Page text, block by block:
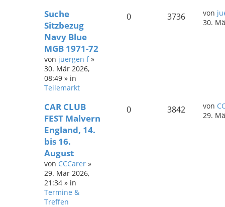
Suche
Sitzbezug
Navy Blue
MGB 1971-72
von juergen f»
30. Mär 2026,
08:49 » in
Teilemarkt
0 3736 von
30.
CAR CLUB
FEST Malvern
England, 14.
bis 16.
August
von CCCarer »
29. Mär 2026,
21:34 » in
Termine &
Treffen
0 3842 von
29.